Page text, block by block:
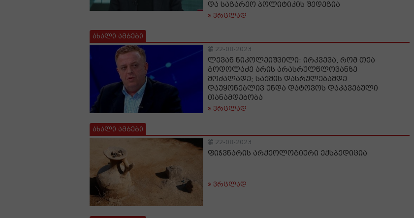
და საგარეო პოლიტიკის შედეგია
ვრცლად
ახალი ამბები
22-08-2023
ლევან ნიკოლეიშვილი: ირკვევა, რომ თეა
გოდოლაძე არის არასრულწლოვანზე
მოძალადე; საქმის დასრულებამდე
დაუყონებლივ უნდა დატოვოს დაკავებული
თანამდებობა
ვრცლად
ახალი ამბები
22-08-2023
ფიჭვნარის არქეოლოგიური ექსპედიცია
ვრცლად